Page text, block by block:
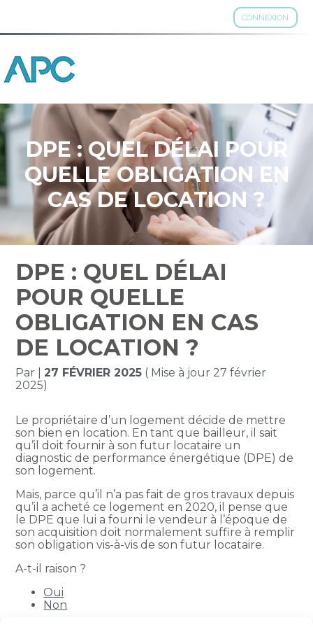
CONNEXION
Aller
au
DPE : QUEL DÉLAI POUR
QUELLE OBLIGATION EN
CAS DE LOCATION ?
DPE : QUEL DÉLAI
POUR QUELLE
OBLIGATION EN CAS
DE LOCATION ?
Par |27 FÉVRIER 2025 ( Mise à jour 27 février
2025)
Le propriétaire d’un logement décide de mettre
son bien en location. En tant que bailleur, il sait
qu’il doit fournir à son futur locataire un
diagnostic de performance énergétique (DPE) de
son logement.
Mais, parce qu’il n’a pas fait de gros travaux depuis
qu’il a acheté ce logement en 2020, il pense que
le DPE que lui a fourni le vendeur à l’époque de
son acquisition doit normalement suffire à remplir
son obligation vis-à-vis de son futur locataire.
A-t-il raison ?
Oui
Non